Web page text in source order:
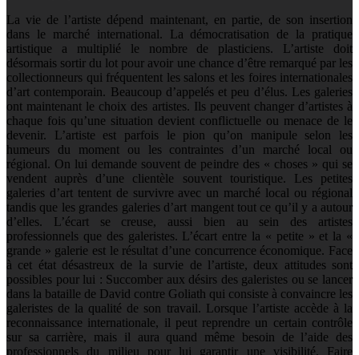
La vie de l’artiste dépend maintenant, en partie, de son insertion
dans le marché international. La démocratisation de la pratique
artistique a multiplié le nombre de plasticiens. L’artiste doit
désormais sortir du lot pour avoir une chance d’être remarqué par les
collectionneurs qui fréquentent les salons et les foires internationales
d’art contemporain. Beaucoup d’appelés et peu d’élus. Les galeries
ont maintenant le choix des artistes. Ils peuvent changer d’artistes à
chaque fois qu’une situation devient conflictuelle ou menace de le
devenir. L’artiste est parfois le pion qu’on manipule selon les
humeurs du moment ou les contraintes d’un marché local ou
régional. On lui demande souvent de peindre des « choses » qui se
vendent auprès d’une clientèle souvent touristique. Les petites
galeries d’art tentent de survivre avec un marché local ou régional
tandis que les grandes galeries d’art mangent tout ce qu’il y a autour
d’elles. L’écart se creuse, aussi bien au sein des artistes
professionnels que des galeristes. L’écart entre la « petite » et la «
grande » galerie est le résultat d’une concurrence économique. Face
à cet état désastreux de la survie de l’artiste, deux attitudes sont
possibles pour lui : Succomber aux désirs des galeristes ou se lancer
dans la bataille de David contre Goliath qui consiste à convaincre les
galeristes de la qualité de son travail. Lorsque l’artiste accède à la
reconnaissance internationale, il peut reprendre un certain contrôle
sur sa carrière, mais il aura quand même besoin de l’aide des
professionnels du milieu pour lui garantir une visibilité. Faire